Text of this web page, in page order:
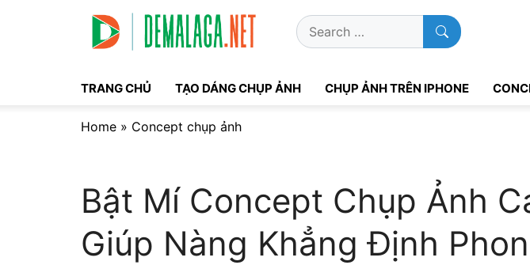
Search
for:
TRANG CHỦ TẠO DÁNG CHỤP ẢNH CHỤP ẢNH TRÊN IPHONE
Home » Concept chụp ảnh
Bật Mí Concept Chụp Ảnh
Giúp Nàng Khẳng Định